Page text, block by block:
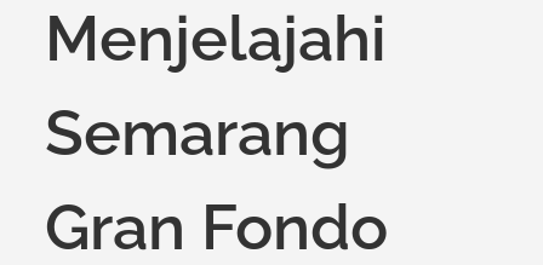
Menjelajahi
Semarang
Gran Fondo